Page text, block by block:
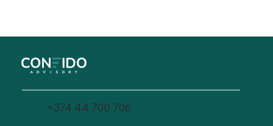
+374 44 700 706